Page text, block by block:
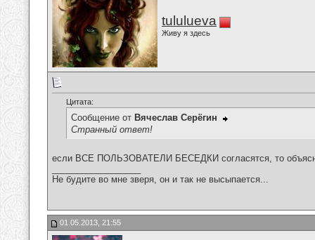
tululueva
Живу я здесь
Цитата:
Сообщение от Вячеслав Серёгин
Странный ответ!
если ВСЕ ПОЛЬЗОВАТЕЛИ БЕСЕДКИ согласятся, то
Не будите во мне зверя, он и так не высыпается...
01.05.2013, 21:55